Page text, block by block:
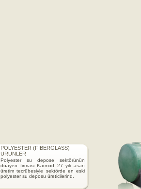
POLYESTER (FIBERGLASS)
ÜRÜNLER
Polyester su depose sektörünün
duayen firmasi Karmod 27 yili asan
üretim tecrübesiyle sektörde en eski
polyester su deposu üreticilerind.